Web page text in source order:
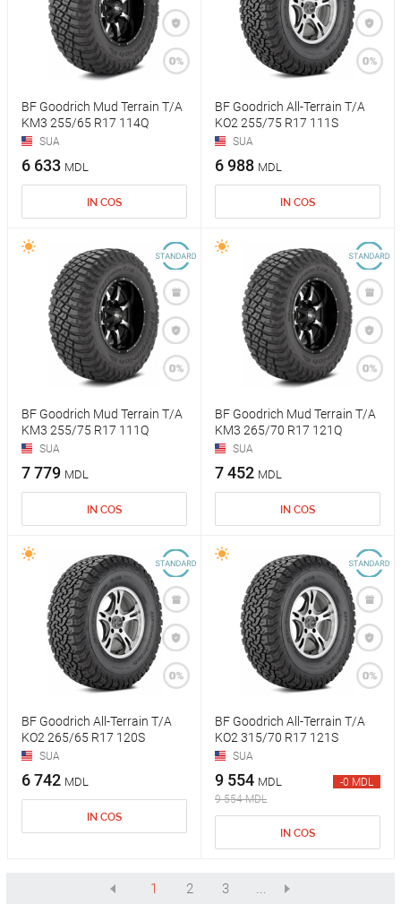
BF Goodrich Mud Terrain T/A
KM3 255/65 R17 114Q
SUA
6 633 MDL
IN COS
BF Goodrich All-Terrain T/A
KO2 255/75 R17 111S
SUA
6 988 MDL
IN COS
BF Goodrich Mud Terrain T/A
KM3 255/75 R17 111Q
SUA
7 779 MDL
IN COS
BF Goodrich Mud Terrain T/A
KM3 265/70 R17 121Q
SUA
7 452 MDL
IN COS
BF Goodrich All-Terrain T/A
KO2 265/65 R17 120S
SUA
6 742 MDL
IN COS
BF Goodrich All-Terrain T/A
KO2 315/70 R17 121S
SUA
9 554 MDL
9 554 MDL
-0 MDL
IN COS
1 2 3 ...